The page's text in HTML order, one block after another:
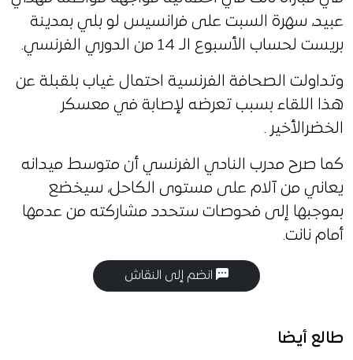
عبيد، سهرة السبت على فرانسيس لو بلي بمدينة
بريست لحساب الأسبوع الـ 14 من الدوري الفرنسي.
وتداولت الصحافة الفرنسية احتمال غياب بلقبلة عن
هذا اللقاء بسبب تعرضه لإصابة في معسكر
الخضرالأخير .
كما صرح مدرب النادي الفرنسي أن متوسط ميدانه
يعاني من آلام على مستوى الكاحل، سيخضع
بموجبها إلى فحوصات ستحدد مشاركته من عدمها
أمام نانت.
انضم إلى النقاش
طالع أيضا